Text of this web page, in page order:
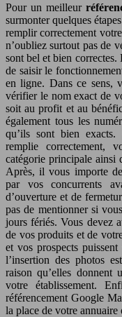
Pour un meilleur
surmonter quelques
remplir correctement
n’oubliez surtout pas de
sont bel et bien correctes.
de saisir le
en ligne. Dans ce sens,
vérifier le nom exact de
soit au profit et au
également tous les
qu’ils sont bien
remplie correctement,
catégorie principale ainsi
Après, il vous importe
par vos concurrents
d’ouverture et de
pas de mentionner si
jours fériés. Vous devez
de vos produits et de
et vos prospects
l’insertion des photos
raison qu’elles
votre établissement.
référencement Google
la place de votre